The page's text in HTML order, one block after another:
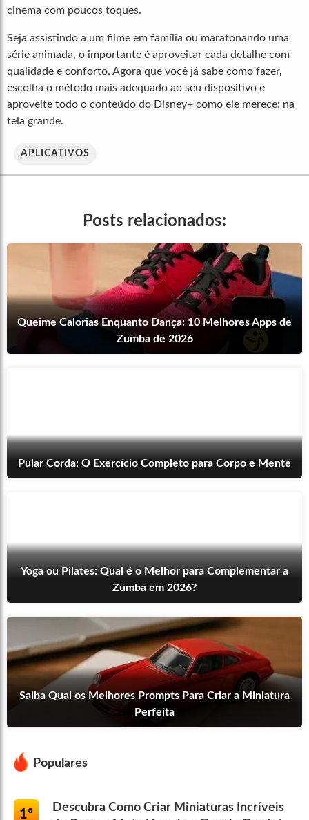
cinema com poucos toques.
Seja assistindo a um filme em família ou maratonando uma
série animada, o importante é aproveitar cada detalhe com
qualidade e conforto. Agora que você já sabe como fazer,
escolha o método mais adequado ao seu dispositivo e
aproveite todo o conteúdo do Disney+ como ele merece: na
tela grande.
APLICATIVOS
Posts relacionados:
Queime Calorias Enquanto Dança: 10 Melhores Apps de
Zumba de 2026
Pular Corda: O Exercício Completo para Corpo e Mente
Yoga ou Pilates: Qual é o Melhor para Complementar a
Zumba em 2026?
Saiba Qual os Melhores Prompts Para Criar a Miniatura
Perfeita
Populares
1º
Descubra Como Criar Miniaturas Incríveis